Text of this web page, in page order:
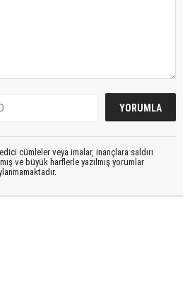
cümleler veya imalar, inançlara saldırı
ve büyük harflerle yazılmış yorumlar